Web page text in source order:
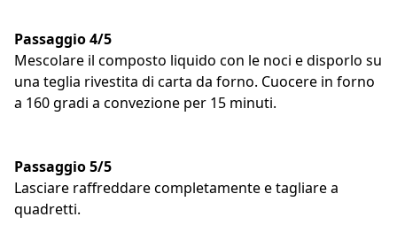
Passaggio 4/5
Mescolare il composto liquido con le noci e disporlo su
una teglia rivestita di carta da forno. Cuocere in forno
a 160 gradi a convezione per 15 minuti.
Passaggio 5/5
Lasciare raffreddare completamente e tagliare a
quadretti.